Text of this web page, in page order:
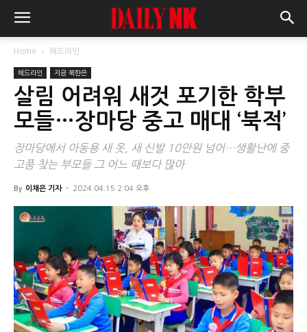
Home 헤드라인
헤드라인 지금 북한은
살림 어려워 새것 포기한 학부
모들…장마당 중고 매대 ‘북적’
장마당에서 아동용 새 옷, 새 신발 10만원 넘어…생활난에 중
고품 찾는 부모들 그 어느 때보다 많아
By 이채은 기자 - 2024.04.15 2:04 오후